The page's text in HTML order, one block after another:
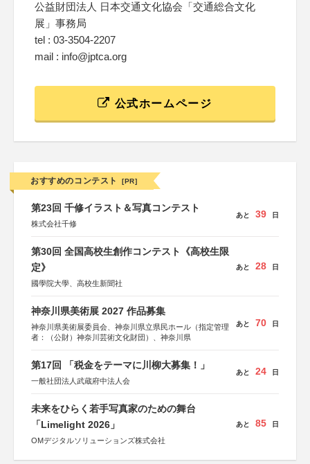
公益財団法人 日本交通文化協会「交通総合文化
展」事務局
tel : 03-3504-2207
mail : info@jptca.org
公式ホームページ
おすすめのコンテスト [PR]
第23回 千修イラスト＆写真コンテスト
株式会社千修
あと 39 日
第30回 全国高校生創作コンテスト《高校生限
定》
國學院大學、高校生新聞社
あと 28 日
神奈川県美術展 2027 作品募集
神奈川県美術展委員会、神奈川県立県民ホール（指定管理
者：（公財）神奈川芸術文化財団）、神奈川県
あと 70 日
第17回 「税金をテーマに川柳大募集！」
一般社団法人武蔵府中法人会
あと 24 日
未来をひらく若手写真家のための舞台
「Limelight 2026」
OMデジタルソリューションズ株式会社
あと 85 日